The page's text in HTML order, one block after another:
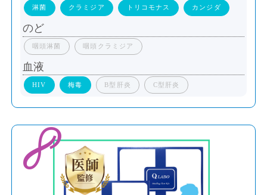
淋菌 クラミジア トリコモナス カンジダ
のど
咽頭淋菌 咽頭クラミジア
血液
HIV 梅毒 B型肝炎 C型肝炎
8